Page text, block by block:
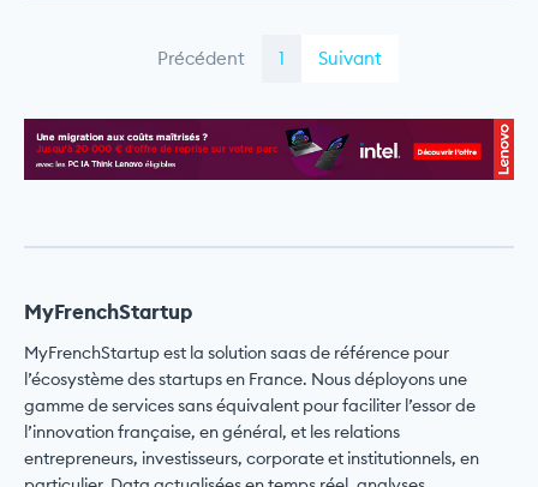
Précédent 1 Suivant
MyFrenchStartup
MyFrenchStartup est la solution saas de référence pour
l’écosystème des startups en France. Nous déployons une
gamme de services sans équivalent pour faciliter l’essor de
l’innovation française, en général, et les relations
entrepreneurs, investisseurs, corporate et institutionnels, en